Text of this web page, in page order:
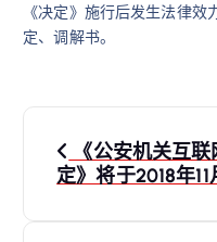
《决定》施行后发生法律
定、调解书。
文
章
《公安机关互
定》将于2018年